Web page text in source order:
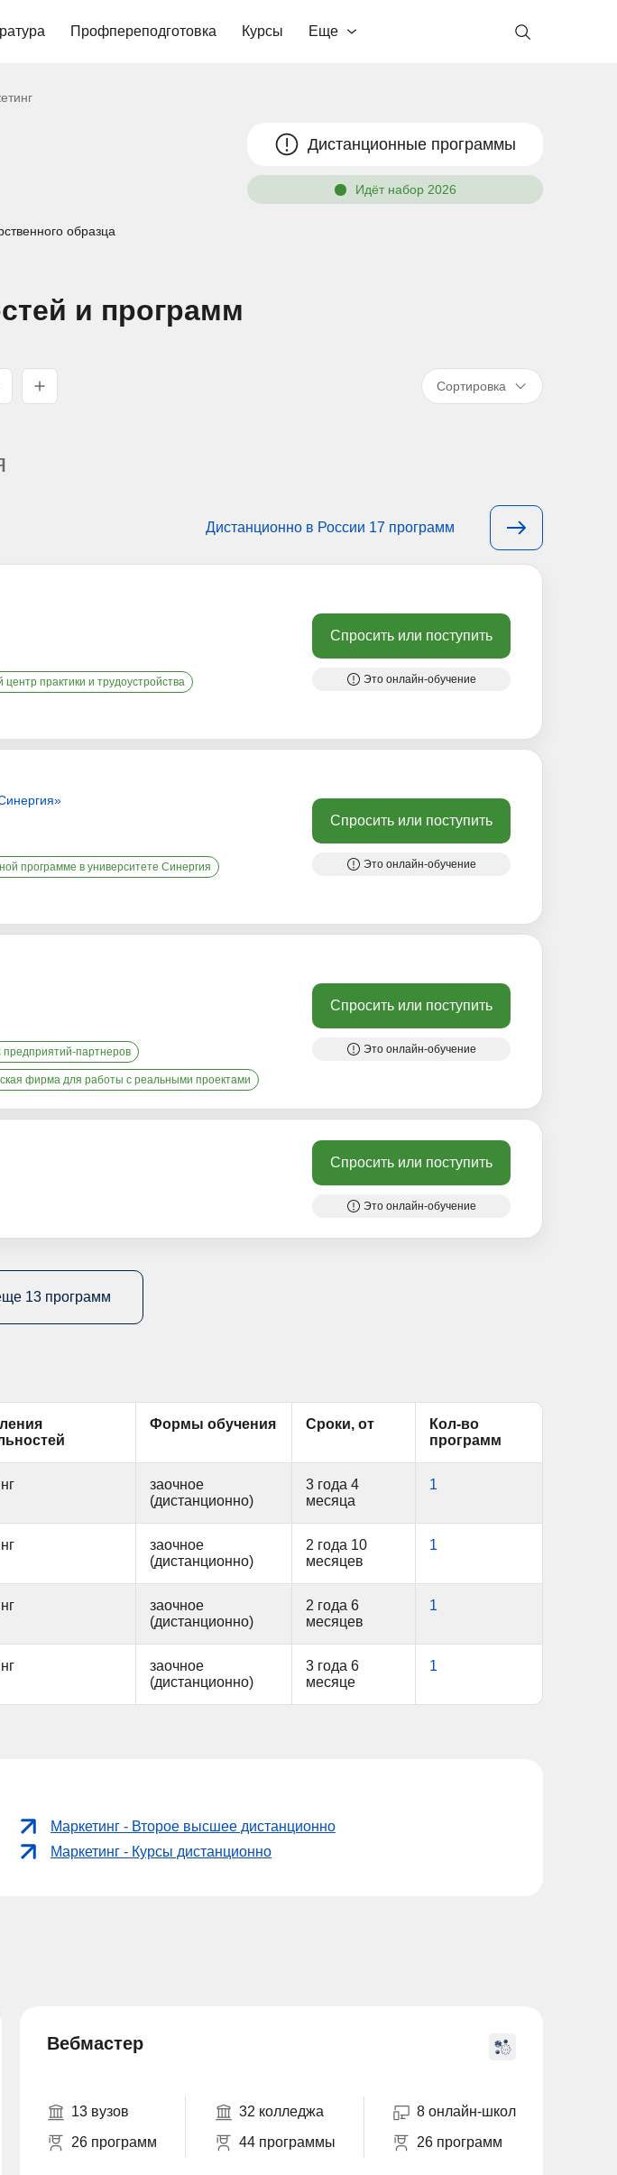
Профпереподготовка Курсы Еще
Дистанционные программы
Идёт набор 2026
образца
и программ
Сортировка
Дистанционно в России 17 программ
практики и трудоустройства
Спросить или поступить
Это онлайн-обучение
программе в университете Синергия
Спросить или поступить
Это онлайн-обучение
предприятий-партнеров
фирма для работы с реальными проектами
Спросить или поступить
Это онлайн-обучение
Спросить или поступить
Это онлайн-обучение
13 программ
Формы обучения Сроки, от
Кол-во
программ
заочное
(дистанционно)
3 года 4
месяца
1
заочное
(дистанционно)
2 года 10
месяцев
1
заочное
(дистанционно)
2 года 6
месяцев
1
заочное
(дистанционно)
3 года 6
месяце
1
Маркетинг - Второе высшее дистанционно
Маркетинг - Курсы дистанционно
Вебмастер
13 вузов
26 программ
32 колледжа
44 программы
8 онлайн-школ
26 программ